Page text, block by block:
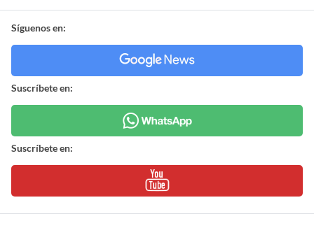
Síguenos en:
Suscríbete en:
Suscríbete en: